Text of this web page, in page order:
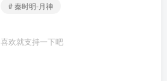
# 秦时明-月神
喜欢就支持一下吧